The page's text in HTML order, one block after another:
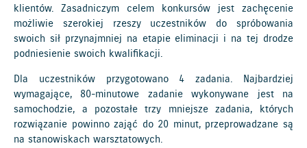
klientów. Zasadniczym celem konkursów jest zachęcenie
możliwie szerokiej rzeszy uczestników do spróbowania
swoich sił przynajmniej na etapie eliminacji i na tej drodze
podniesienie swoich kwalifikacji.
Dla uczestników przygotowano 4 zadania. Najbardziej
wymagające, 80-minutowe zadanie wykonywane jest na
samochodzie, a pozostałe trzy mniejsze zadania, których
rozwiązanie powinno zająć do 20 minut, przeprowadzane są
na stanowiskach warsztatowych.